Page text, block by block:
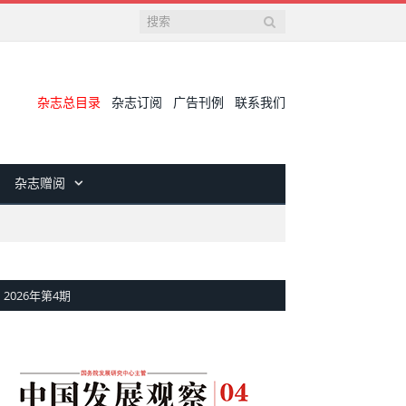
杂志总目录 杂志订阅 广告刊例 联系我们
杂志赠阅
2026年第4期